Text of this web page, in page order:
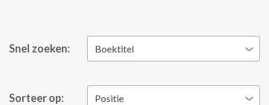
Snel zoeken: Boektitel
Sorteer op: Positie